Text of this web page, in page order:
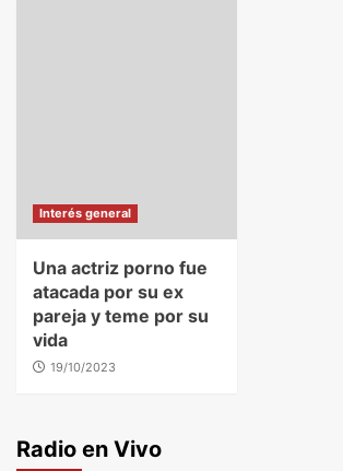
Interés general
Una actriz porno fue
atacada por su ex
pareja y teme por su
vida
19/10/2023
Radio en Vivo